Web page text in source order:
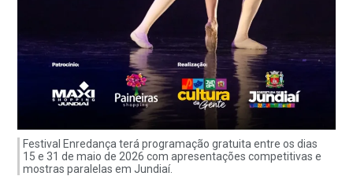
Festival Enredança terá programação gratuita entre os dias
15 e 31 de maio de 2026 com apresentações competitivas e
mostras paralelas em Jundiaí.